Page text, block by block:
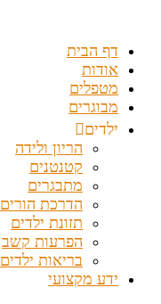
דף הבית
אודות
מטפלים
מבוגרים
ילדים
הריון ולידה
קטנטנים
מתבגרים
הדרכת הורים
תזונת ילדים
הפרעות קשב
בריאות ילדים
ידע מקצועי